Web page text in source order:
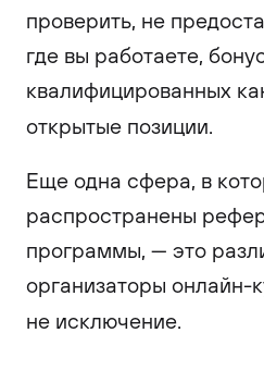
проверить, не
где вы работаете,
квалифицированных
открытые позиции.
Еще одна сфера, в
распространены
программы, — это
организаторы онлайн-
не исключение.